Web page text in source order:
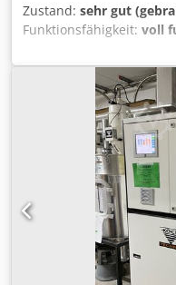
Zustand: sehr gut
Funktionsfähigkeit: voll
ein Format4 c-express
Maschine eignet sich
Bearbeitung von
ermöglicht präzise
und ist insbesondere
den Möbelbau
und die leistungsfähige
Bearbeitungszentrum
Einzelteil- und
in einem gepflegten
Terminvereinbarung
werden. Technische